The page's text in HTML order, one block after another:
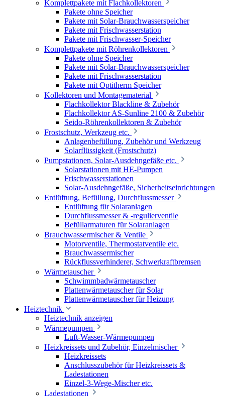
Komplettpakete mit Flachkollektoren
Pakete ohne Speicher
Pakete mit Solar-Brauchwasserspeicher
Pakete mit Frischwasserstation
Pakete mit Frischwasser-Speicher
Komplettpakete mit Röhrenkollektoren
Pakete ohne Speicher
Pakete mit Solar-Brauchwasserspeicher
Pakete mit Frischwasserstation
Pakete mit Optitherm Speicher
Kollektoren und Montagematerial
Flachkollektor Blackline & Zubehör
Flachkollektor AS-Sunline 2100 & Zubehör
Seido-Röhrenkollektoren & Zubehör
Frostschutz, Werkzeug etc.
Anlagenbefüllung, Zubehör und Werkzeug
Solarflüssigkeit (Frostschutz)
Pumpstationen, Solar-Ausdehngefäße etc.
Solarstationen mit HE-Pumpen
Frischwasserstationen
Solar-Ausdehngefäße, Sicherheitseinrichtungen
Entlüftung, Befüllung, Durchflussmesser
Entlüftung für Solaranlagen
Durchflussmesser & -regulierventile
Befüllarmaturen für Solaranlagen
Brauchwassermischer & Ventile
Motorventile, Thermostatventile etc.
Brauchwassermischer
Rückflussverhinderer, Schwerkraftbremsen
Wärmetauscher
Schwimmbadwärmetauscher
Plattenwärmetauscher für Solar
Plattenwärmetauscher für Heizung
Heiztechnik
Heiztechnik anzeigen
Wärmepumpen
Luft-Wasser-Wärmepumpen
Heizkreissets und Zubehör, Einzelmischer
Heizkreissets
Anschlusszubehör für Heizkreissets &
Ladestationen
Einzel-3-Wege-Mischer etc.
Ladestationen